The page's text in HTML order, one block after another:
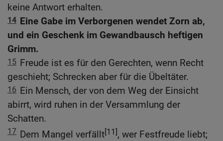
keine Antwort erhalten.
14 Eine Gabe im Verborgenen wendet Zorn ab,
und ein Geschenk im Gewandbausch heftigen
Grimm.
15 Freude ist es für den Gerechten, wenn Recht
geschieht; Schrecken aber für die Übeltäter.
16 Ein Mensch, der von dem Weg der Einsicht
abirrt, wird ruhen in der Versammlung der
Schatten.
17 Dem Mangel verfällt[11], wer Festfreude liebt;